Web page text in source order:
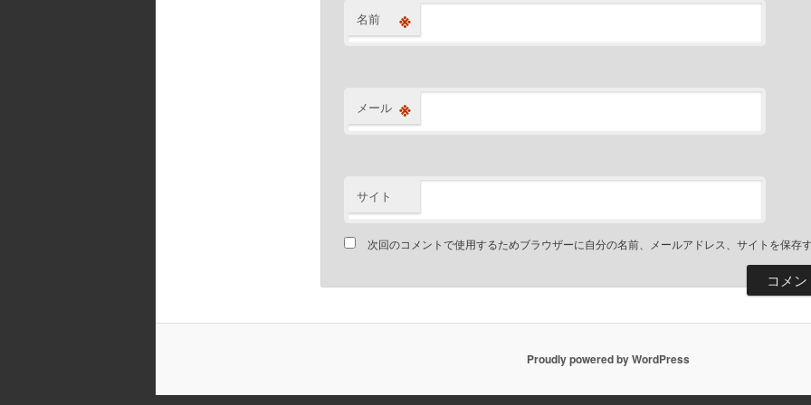
名前 ※
メール ※
サイト
次回のコメントで使用するためブラウザーに自分の名前、メールアドレス、サイトを保存
Proudly powered by WordPress